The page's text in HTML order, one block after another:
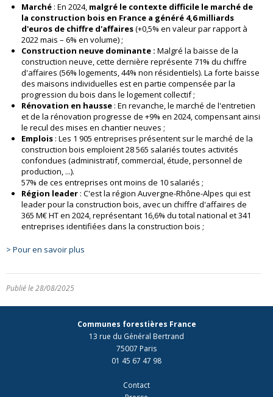
Marché : En 2024, malgré le contexte difficile le marché de
la construction bois en France a généré 4,6 milliards
d'euros de chiffre d'affaires(+0,5% en valeur par rapport à
2022 mais – 6% en volume) ;
Construction neuve dominante : Malgré la baisse de la
construction neuve, cette dernière représente 71% du chiffre
d'affaires (56% logements, 44% non résidentiels). La forte baisse
des maisons individuelles est en partie compensée par la
progression du bois dans le logement collectif ;
Rénovation en hausse : En revanche, le marché de l'entretien
et de la rénovation progresse de +9% en 2024, compensant ainsi
le recul des mises en chantier neuves ;
Emplois : Les 1 905 entreprises présentent sur le marché de la
construction bois emploient 28 565 salariés toutes activités
confondues (administratif, commercial, étude, personnel de
production, ...).
57% de ces entreprises ont moins de 10 salariés ;
Région leader : C'est la région Auvergne-Rhône-Alpes qui est
leader pour la construction bois, avec un chiffre d'affaires de
365 M€ HT en 2024, représentant 16,6% du total national et 341
entreprises identifiées dans la construction bois ;
> Pour en savoir plus
Publié le 28/08/2025
Communes forestières France
13 rue du Général Bertrand
75007 Paris
01 45 67 47 98
Contact